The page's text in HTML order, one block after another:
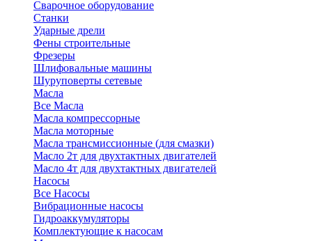
Сварочное оборудование
Станки
Ударные дрели
Фены строительные
Фрезеры
Шлифовальные машины
Шуруповерты сетевые
Масла
Все Масла
Масла компрессорные
Масла моторные
Масла трансмиссионные (для смазки)
Масло 2т для двухтактных двигателей
Масло 4т для двухтактных двигателей
Насосы
Все Насосы
Вибрационные насосы
Гидроаккумуляторы
Комплектующие к насосам